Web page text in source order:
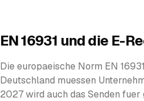
EN 16931 und die E-
Die europaeische Norm EN
Deutschland muessen
2027 wird auch das Senden